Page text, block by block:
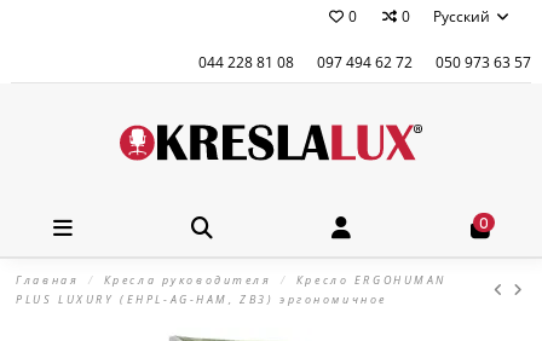
0 0 Русский
044 228 81 08 097 494 62 72 050 973 63 57
0
Главная Кресла руководителя
Кресло ERGOHUMAN
PLUS LUXURY (EHPL-AG-HAM, ZB3) эргономичное